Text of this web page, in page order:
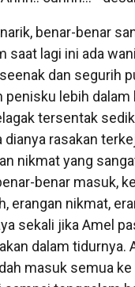
benar-benar
saat lagi ini ada
dan segurih
penisku lebih dalam
tersentak
dianya rasakan
nikmat yang
benar masuk,
erangan nikmat,
sekali jika Amel
dalam tidurnya.
masuk semua ke